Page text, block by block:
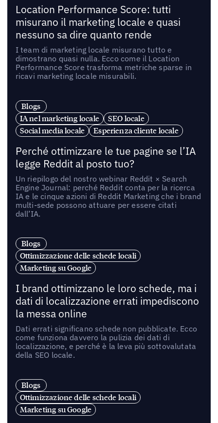
Location Performance Score: tutti
misurano il marketing locale e quasi
nessuno sa dire quanto rende
I team di marketing locale misurano tutto e
dimostrano quasi nulla. Ecco come il Location
Performance Score trasforma metriche sparse in
ricavi marketing locale misurabili.
Blogs
IA nel marketing locale
SEO locale
Social media locale
Esperienza cliente locale
Perché ottimizzare le tue pagine se l’IA
legge Reddit al posto tuo?
Un riepilogo del nostro webinar Reddit × Search
Engine Journal: perché Reddit conta per la ricerca
IA e le cinque azioni di Reddit Marketing che i brand
multi-sede possono attuare per essere citati
dall’IA.
Blogs
Ottimizzazione delle schede locali
Marketing su Google
I brand ottimizzano le loro schede, ma i
dati di localizzazione errati impediscono
la messa online
Dati errati significano schede non pubblicate. Ecco
come funziona davvero la pulizia dei dati di
localizzazione, e perché è la leva più sottovalutata
della SEO locale.
Blogs
Ottimizzazione delle schede locali
Marketing su Google